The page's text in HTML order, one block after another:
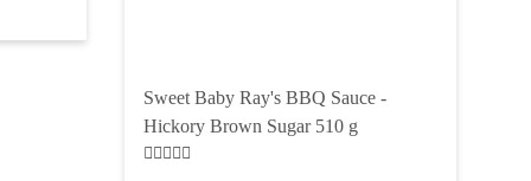
Sweet Baby Ray's BBQ Sauce -
Hickory Brown Sugar 510 g